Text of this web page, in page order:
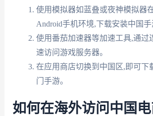
使用模拟器如蓝叠或夜神模拟器
Android手机环境,下载安装中国手
使用番茄加速器等加速工具,通过
速访问游戏服务器。
在应用商店切换到中国区,即可下
门手游。
如何在海外访问中国